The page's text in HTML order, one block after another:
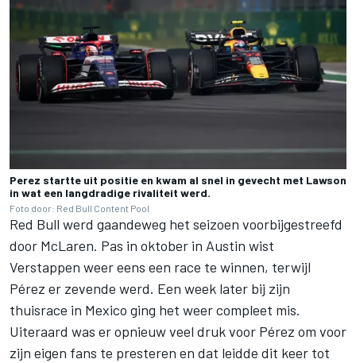
Perez startte uit positie en kwam al snel in gevecht met Lawson
in wat een langdradige rivaliteit werd.
Foto door: Red Bull Content Pool
Red Bull werd gaandeweg het seizoen voorbijgestreefd
door McLaren. Pas in oktober in Austin wist
Verstappen weer eens een race te winnen, terwijl
Pérez er zevende werd. Een week later bij zijn
thuisrace in Mexico ging het weer compleet mis.
Uiteraard was er opnieuw veel druk voor Pérez om voor
zijn eigen fans te presteren en dat leidde dit keer tot